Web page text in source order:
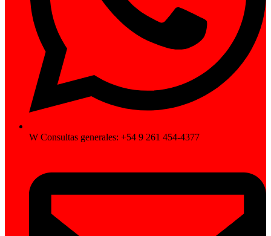
W Consultas generales: +54 9 261 454-4377